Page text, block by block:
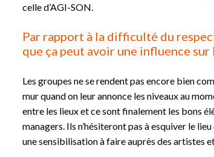
celle d’AGI-SON.
Par rapport à la difficulté du
que ça peut avoir une influence
Les groupes ne se rendent pas encore bien
mur quand on leur annonce les niveaux au
entre les lieux et ce sont finalement les bons
managers. Ils n’hésiteront pas à esquiver le
une sensibilisation à faire auprès des artistes